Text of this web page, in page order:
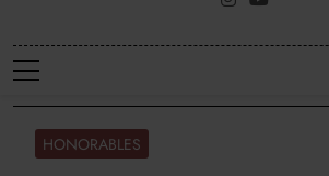
HONORABLES